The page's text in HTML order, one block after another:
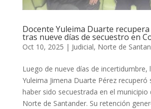
Docente Yuleima Duarte
tras nueve días de secuestro en
Oct 10, 2025 | Judicial, Norte de
Luego de nueve días de incertidumbre,
Yuleima Jimena Duarte Pérez recuperó
haber sido secuestrada en el municipio
Norte de Santander. Su retención